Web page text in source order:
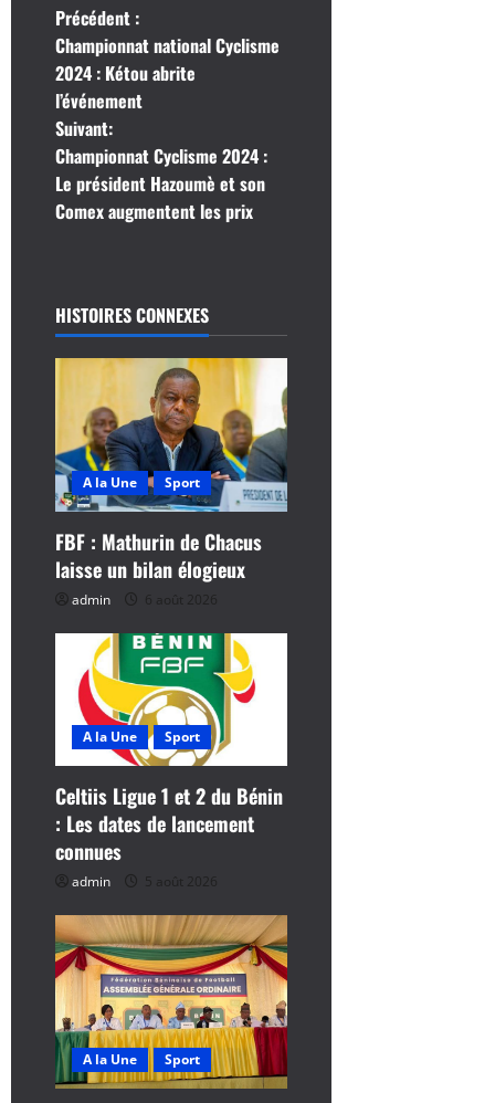
N
a
v
i
g
t
i
o
n
d
’
a
r
c
l
e
Précédent :
Championnat national Cyclisme
2024 : Kétou abrite
l’événement
Suivant:
Championnat Cyclisme 2024 :
Le président Hazoumè et son
Comex augmentent les prix
HISTOIRES CONNEXES
A la Une Sport
FBF : Mathurin de Chacus
laisse un bilan élogieux
admin 6 août 2026
A la Une Sport
Celtiis Ligue 1 et 2 du Bénin
: Les dates de lancement
connues
admin 5 août 2026
A la Une Sport